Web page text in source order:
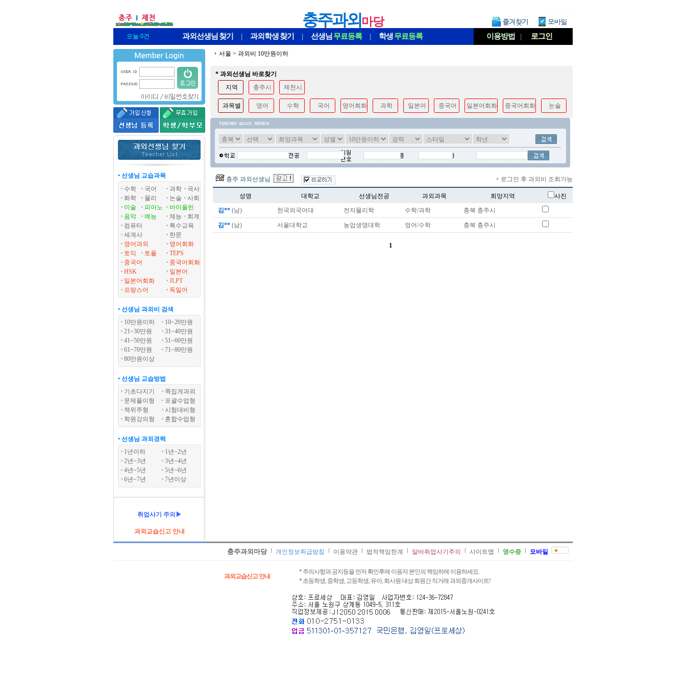
충주과외마당
오늘 0건 과외선생님 찾기 | 과외학생찾기 | 선생님 무료등록 | 학생무료등록 이용방법 | 로그인
• 선생님 교습과목
수학
국어 과학
국사
화학
물리 논술
사회
미술
피아노
바이올린
음악
예능 체능
회계
컴퓨터
특수교육
세계사
한문
영어과외
영어회화
토익
토플
TEPS
중국어
중국어회화
HSK
일본어
일본어회화
JLPT
프랑스어
독일어
• 선생님 과외비 검색
10만원이하
10~20만원
21~30만원
31~40만원
41~50만원
51~60만원
61~70만원
71~80만원
80만원이상
• 선생님 교습방법
기초다지기
쪽집게과외
문제풀이형
포괄수업형
책위주형
시험대비형
학원강의형
혼합수업형
• 선생님 과외경력
1년이하
1년~2년
2년~3년
3년~4년
4년~5년
5년~6년
6년~7년
7년이상
취업사기 주의▶
과외교습신고 안내
서울 > 과외비 10만원이하
* 과외선생님 바로찾기
지역
충주시 제천시
과목별 영어 수학 국어 영어회화 과학 일본어 중국어 일본어회화 중국어회화 논술
충주 과외선생님 + 로그인 후 과외비 조회가능
성명 대학교 선생님전공 과외과목 희망지역
사진
김** (남) 한국외국어대 전자물리학 수학/과학 충북 충주시
김** (남) 서울대학교 농업생명대학 영어/수학 충북 충주시
1
충주과외마당 개인정보취급방침 이용약관 법적책임한계 알바취업사기주의 사이트맵 영수증 모바일
과외교습신고 안내
* 주의사항과 공지등을 먼저 확인후에 이용자 본인의 책임하에 이용하세요.
* 초등학생, 중학생, 고등학생, 유아, 회사원 대상 회원간 직거래 과외중개사이트!